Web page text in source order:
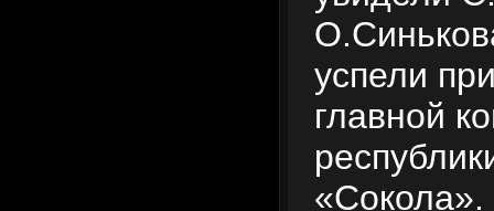
успели
главной
«Сокола».